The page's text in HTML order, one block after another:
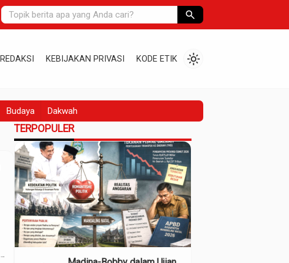
search
REDAKSI KEBIJAKAN PRIVASI KODE ETIK light_mode
Budaya Dakwah
TERPOPULER